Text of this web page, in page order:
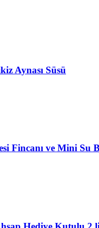
Aynası Süsü
Fincanı ve Mini Su